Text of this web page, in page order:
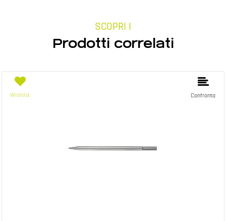
SCOPRI I
Prodotti correlati
Wishlist Confronta